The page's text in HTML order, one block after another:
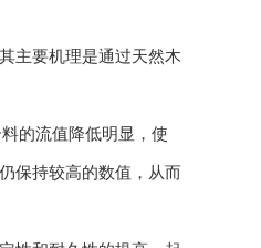
主要机理是通过天然木
的流值降低明显，使
保持较高的数值，从而